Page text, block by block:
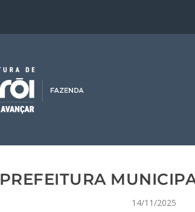
PREFEITURA
14/11/2025